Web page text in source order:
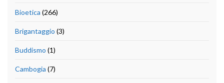
Bioetica (266)
Brigantaggio (3)
Buddismo (1)
Cambogia (7)